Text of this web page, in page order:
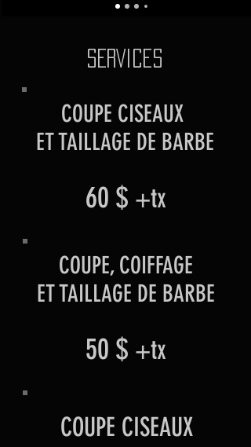
COUPE CISEAUX
ET TAILLAGE DE BARBE
60 $ +tx
COUPE, COIFFAGE
ET TAILLAGE DE BARBE
50 $ +tx
COUPE CISEAUX
SERVICEs